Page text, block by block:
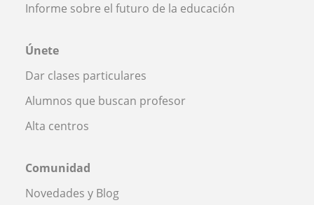
Informe sobre el futuro de la educación
Únete
Dar clases particulares
Alumnos que buscan profesor
Alta centros
Comunidad
Novedades y Blog